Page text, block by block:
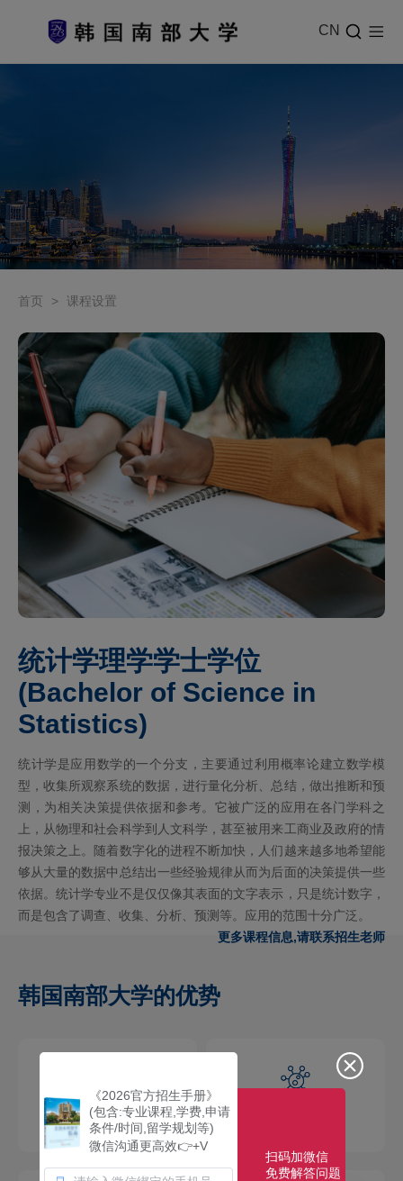
CN
首页 > 课程设置
统计学理学学士学位
(Bachelor of Science in
Statistics)
统计学是应用数学的一个分支，主要通过利用概率论建立数学模
型，收集所观察系统的数据，进行量化分析、总结，做出推断和预
测，为相关决策提供依据和参考。它被广泛的应用在各门学科之
上，从物理和社会科学到人文科学，甚至被用来工商业及政府的情
报决策之上。随着数字化的进程不断加快，人们越来越多地希望能
够从大量的数据中总结出一些经验规律从而为后面的决策提供一些
依据。统计学专业不是仅仅像其表面的文字表示，只是统计数字，
而是包含了调查、收集、分析、预测等。应用的范围十分广泛。
更多课程信息,请联系招生老师
韩国南部大学的优势
学术氛围浓厚
《2026官方招生手册》
(包含:专业课程,学费,申请
条件/时间,留学规划等)
微信沟通更高效👉+V
扫码加微信
免费解答问题